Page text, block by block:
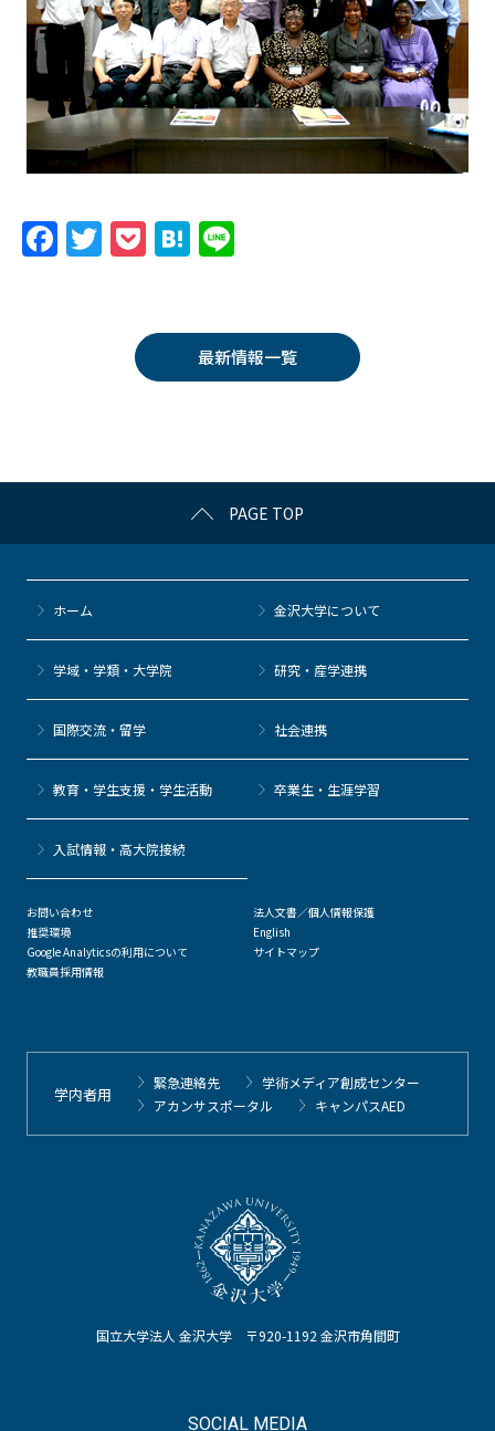
F
k
T
er
P
k
et
H
n
a
最新情報一覧
PAGE TOP
国立大学法人 金沢大学 〒920-1192 金沢市角間町
SOCIAL MEDIA
ホーム 金沢大学について
学域・学類・大学院 研究・産学連携
国際交流・留学 社会連携
教育・学生支援・学生活動 卒業生・生涯学習
⼊試情報・高大院接続
お問い合わせ
推奨環境
Google Analyticsの利用について
教職員採用情報
法人文書／個人情報保護
English
サイトマップ
学内者用
緊急連絡先
学術メディア創成センター
アカンサスポータル
キャンパスAED